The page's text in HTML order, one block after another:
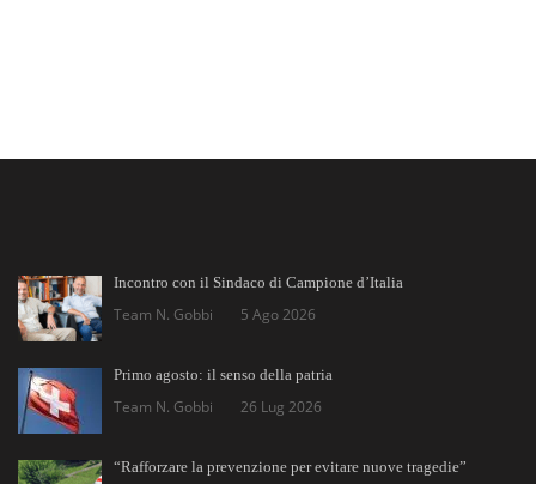
Incontro con il Sindaco di Campione d’Italia
Team N. Gobbi 5 Ago 2026
Primo agosto: il senso della patria
Team N. Gobbi 26 Lug 2026
“Rafforzare la prevenzione per evitare nuove tragedie”